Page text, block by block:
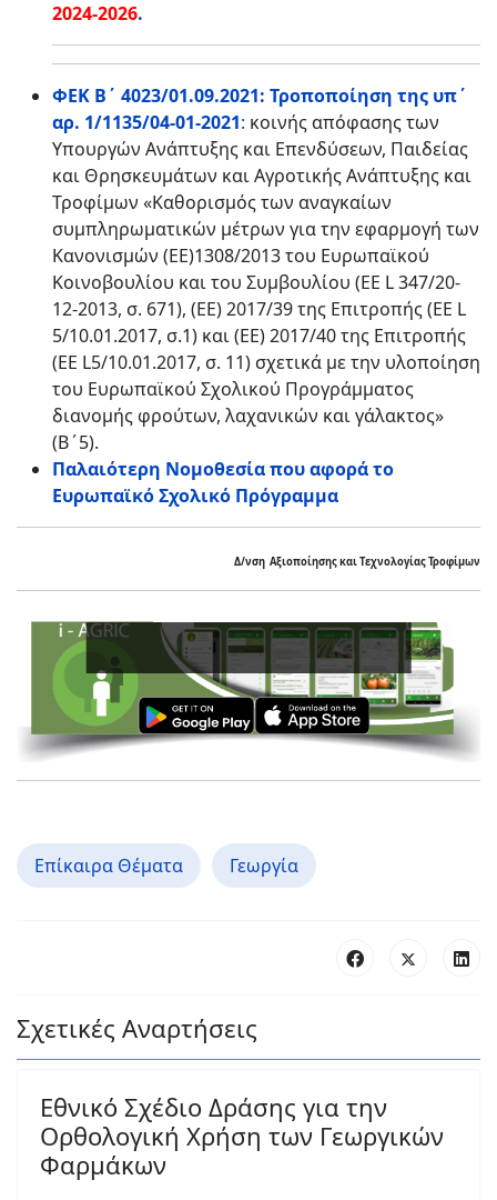
2024-2026.
ΦΕΚ Β΄ 4023/01.09.2021: Τροποποίηση της υπ΄
αρ. 1/1135/04-01-2021: κοινής απόφασης των
Υπουργών Ανάπτυξης και Επενδύσεων, Παιδείας
και Θρησκευμάτων και Αγροτικής Ανάπτυξης και
Τροφίμων «Καθορισμός των αναγκαίων
συμπληρωματικών μέτρων για την εφαρμογή των
Κανονισμών (ΕΕ)1308/2013 του Ευρωπαϊκού
Κοινοβουλίου και του Συμβουλίου (ΕΕ L 347/20-
12-2013, σ. 671), (ΕΕ) 2017/39 της Επιτροπής (ΕΕ L
5/10.01.2017, σ.1) και (ΕΕ) 2017/40 της Επιτροπής
(ΕΕ L5/10.01.2017, σ. 11) σχετικά με την υλοποίηση
του Ευρωπαϊκού Σχολικού Προγράμματος
διανομής φρούτων, λαχανικών και γάλακτος»
(Β΄5).
Παλαιότερη Νομοθεσία που αφορά το
Ευρωπαϊκό Σχολικό Πρόγραμμα
Δ/νση Αξιοποίησης και Τεχνολογίας Τροφίμων
Επίκαιρα Θέματα Γεωργία
Σχετικές Αναρτήσεις
Εθνικό Σχέδιο Δράσης για την
Ορθολογική Χρήση των Γεωργικών
Φαρμάκων